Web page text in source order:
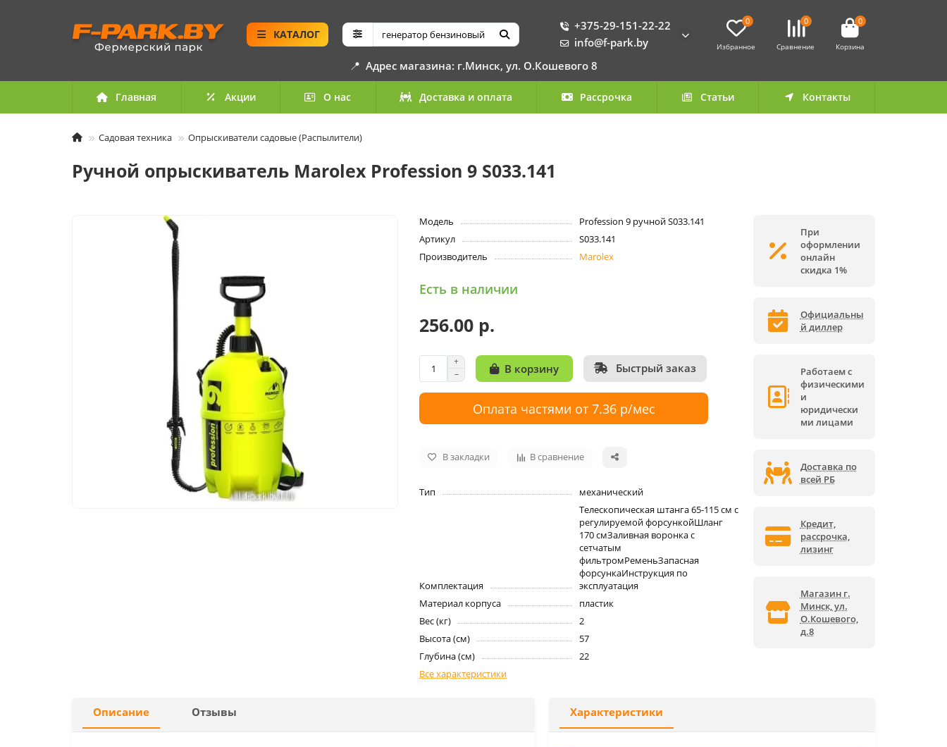
КАТАЛОГ
+375-29-151-22-22
info@f-park.by
0
Избранное
0
Сравнение
0
Корзина
📍 Адрес магазина: г.Минск, ул. О.Кошевого 8
Главная Акции О нас Доставка и оплата Рассрочка Статьи Контакты
Садовая техника Опрыскиватели садовые (Распылители)
Ручной опрыскиватель Marolex Profession 9 S033.141
Модель
Profession 9 ручной S033.141
Артикул
S033.141
Производитель
Marolex
Есть в наличии
256.00 р.
В корзину Быстрый заказ
Оплата частями от 7.36 р/мес
В закладки В сравнение
Тип механический
Комплектация
Телескопическая штанга 65-115 см с
регулируемой форсункойШланг
170 смЗаливная воронка с
сетчатым
фильтромРеменьЗапасная
форсункаИнструкция по
эксплуатация
Материал корпуса
пластик
Вес (кг)
2
Высота (см)
57
Глубина (см)
22
Все характеристики
При
оформлении
онлайн
скидка 1%
Официальны
й диллер
Работаем с
физическими
и
юридически
ми лицами
Доставка по
всей РБ
Кредит,
рассрочка,
лизинг
Магазин г.
Минск, ул.
О.Кошевого,
д.8
Описание Отзывы Характеристики